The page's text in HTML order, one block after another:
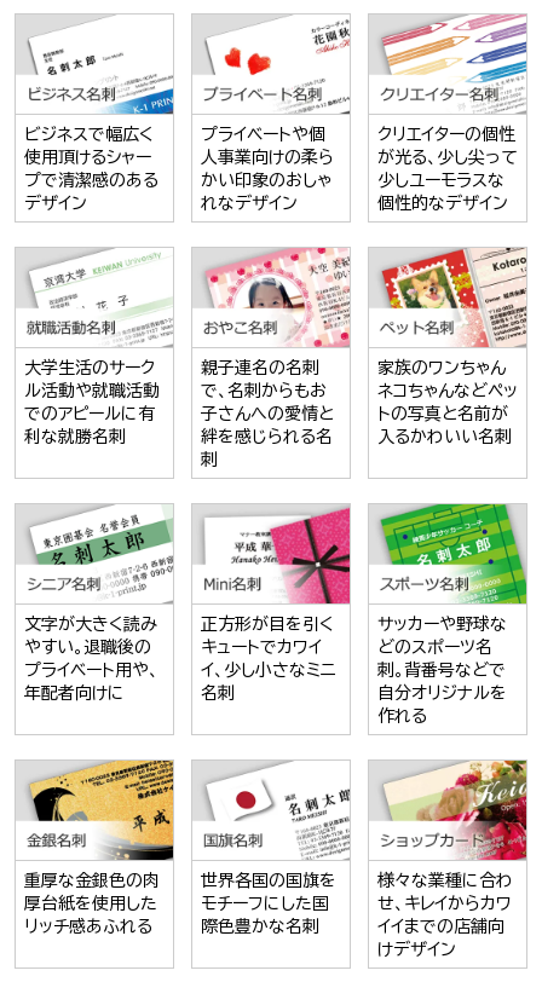
ビジネスで幅広く
使用頂けるシャー
プで清潔感のある
デザイン
プライベートや個
人事業向けの柔ら
かい印象のおしゃ
れなデザイン
クリエイターの個性
が光る、少し尖って
少しユーモラスな
個性的なデザイン
大学生活のサーク
ル活動や就職活動
でのアピールに有
利な就勝名刺
親子連名の名刺
で、名刺からもお
子さんへの愛情と
絆を感じられる名
刺
家族のワンちゃん
ネコちゃんなどペッ
トの写真と名前が
入るかわいい名刺
文字が大きく読み
やすい。退職後の
プライベート用や、
年配者向けに
正方形が目を引く
キュートでカワイ
イ、少し小さなミニ
名刺
サッカーや野球な
どのスポーツ名
刺。背番号などで
自分オリジナルを
作れる
重厚な金銀色の肉
厚台紙を使用した
リッチ感あふれる
世界各国の国旗を
モチーフにした国
際色豊かな名刺
様々な業種に合わ
せ、キレイからカワ
イイまでの店舗向
けデザイン